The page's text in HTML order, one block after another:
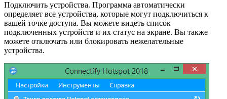
Подключить устройства. Программа автоматически
определяет все устройства, которые могут подключиться к
вашей точке доступа. Вы можете видеть список
подключенных устройств и их статус на экране. Вы также
можете отключать или блокировать нежелательные
устройства.